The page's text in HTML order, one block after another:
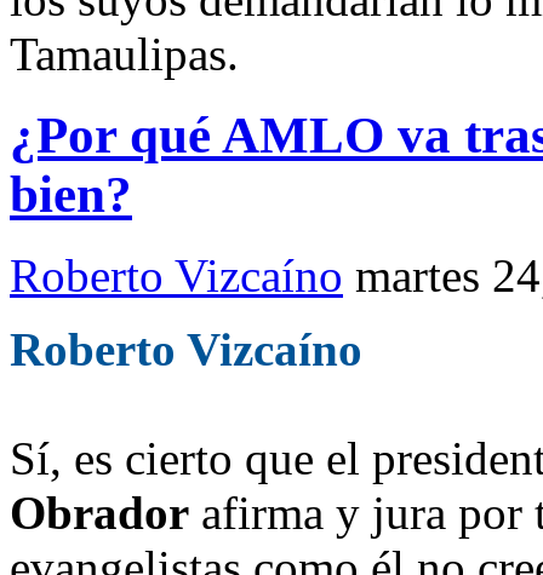
Tamaulipas.
¿Por qué AMLO va
bien?
Roberto Vizcaíno martes
Roberto Vizcaíno
Sí, es cierto que el
Obrador afirma y jura por